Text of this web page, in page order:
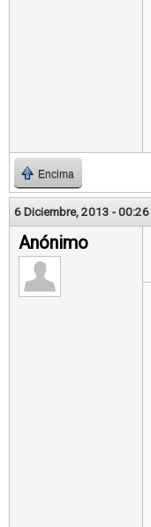
Encima
6 Diciembre, 2013 - 00:26
Anónimo